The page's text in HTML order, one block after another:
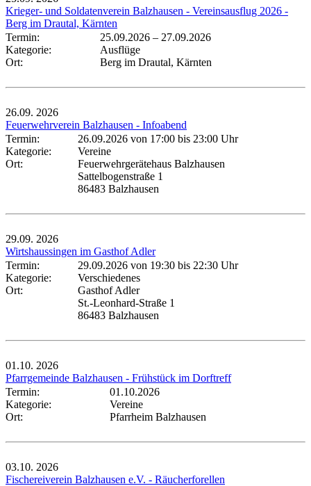
Krieger- und Soldatenverein Balzhausen - Vereinsausflug 2026 -
Berg im Drautal, Kärnten
Termin:
25.09.2026 – 27.09.2026
Kategorie:
Ausflüge
Ort:
Berg im Drautal, Kärnten
26.09. 2026
Feuerwehrverein Balzhausen - Infoabend
Termin:
26.09.2026 von 17:00 bis 23:00 Uhr
Kategorie:
Vereine
Ort:
Feuerwehrgerätehaus Balzhausen
Sattelbogenstraße 1
86483 Balzhausen
29.09. 2026
Wirtshaussingen im Gasthof Adler
Termin:
29.09.2026 von 19:30 bis 22:30 Uhr
Kategorie:
Verschiedenes
Ort:
Gasthof Adler
St.-Leonhard-Straße 1
86483 Balzhausen
01.10. 2026
Pfarrgemeinde Balzhausen - Frühstück im Dorftreff
Termin:
01.10.2026
Kategorie:
Vereine
Ort:
Pfarrheim Balzhausen
03.10. 2026
Fischereiverein Balzhausen e.V. - Räucherforellen